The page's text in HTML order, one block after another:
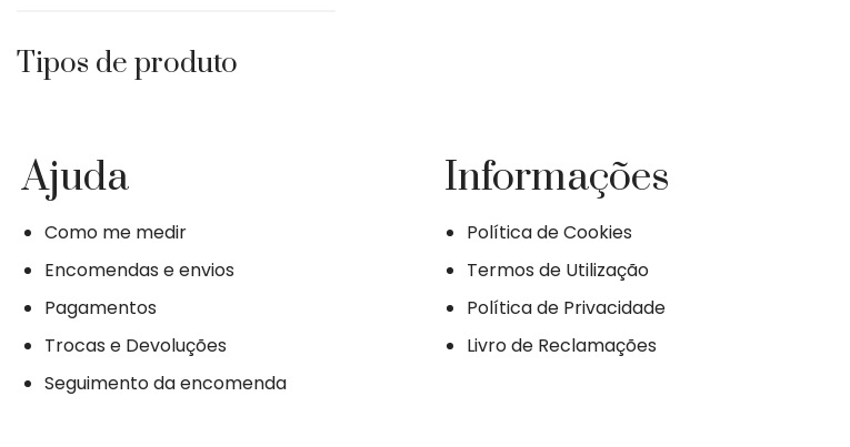
Tipos de produto
Ajuda
Como me medir
Encomendas e envios
Pagamentos
Trocas e Devoluções
Seguimento da encomenda
Informações
Política de Cookies
Termos de Utilização
Política de Privacidade
Livro de Reclamações